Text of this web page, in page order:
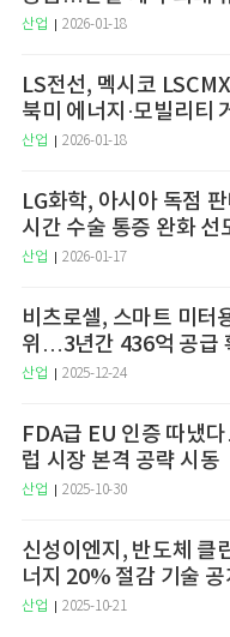
산업 2026-01-18
LS전선, 멕시코
북미 에너지·모빌리티
산업 2026-01-18
LG화학, 아시아 독점
시간 수술 통증 완화 선
산업 2026-01-17
비츠로셀, 스마트 미터
위…3년간 436억 공급
산업 2025-12-24
FDA급 EU 인증 따냈
럽 시장 본격 공략 시동
산업 2025-10-30
신성이엔지, 반도체 클
너지 20% 절감 기술 공
산업 2025-10-21